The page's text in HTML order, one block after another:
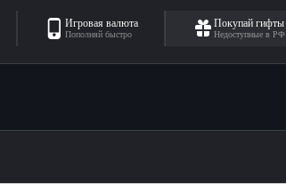
Игровая валюта
Пополняй быстро
Покупай гифты
Недоступные в РФ